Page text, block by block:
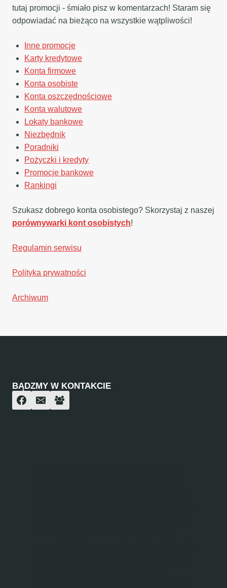
tutaj promocji - śmiało pisz w komentarzach! Staram się
odpowiadać na bieżąco na wszystkie wątpliwości!
Inne promocje
Karty kredytowe
Konta firmowe
Konta osobiste
Konta oszczędnościowe
Konta walutowe
Lokaty bankowe
Niezbędnik
Poradniki
Pożyczki i kredyty
Promocje bankowe
Rankingi
Szukasz dobrego konta osobistego? Skorzystaj z naszej
porównywarki kont osobistych!
Regulamin serwisu
Polityka prywatności
Archiwum
BĄDZMY W KONTAKCIE